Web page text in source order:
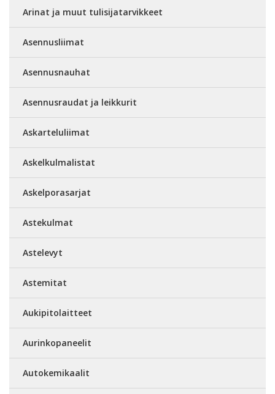
Arinat ja muut tulisijatarvikkeet
Asennusliimat
Asennusnauhat
Asennusraudat ja leikkurit
Askarteluliimat
Askelkulmalistat
Askelporasarjat
Astekulmat
Astelevyt
Astemitat
Aukipitolaitteet
Aurinkopaneelit
Autokemikaalit